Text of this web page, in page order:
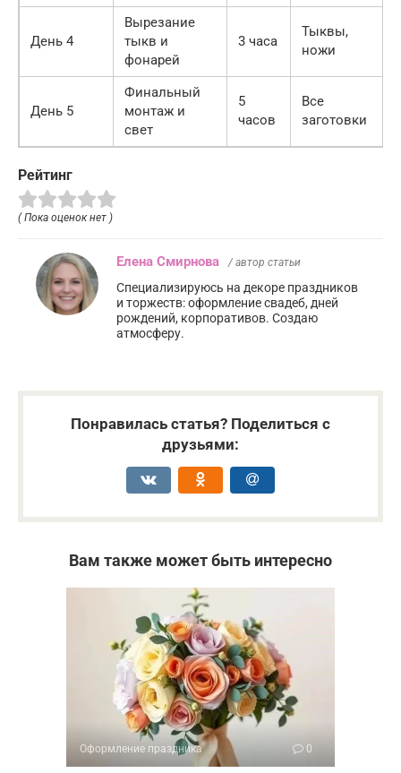
День 4
Вырезание
тыкв и
фонарей
3 часа
Тыквы,
ножи
День 5
Финальный
монтаж и
свет
5
часов
Все
заготовки
Рейтинг
( Пока оценок нет )
Елена Смирнова / автор статьи
Специализируюсь на декоре праздников
и торжеств: оформление свадеб, дней
рождений, корпоративов. Создаю
атмосферу.
Понравилась статья? Поделиться с
друзьями:
Вам также может быть интересно
Оформление праздника 0